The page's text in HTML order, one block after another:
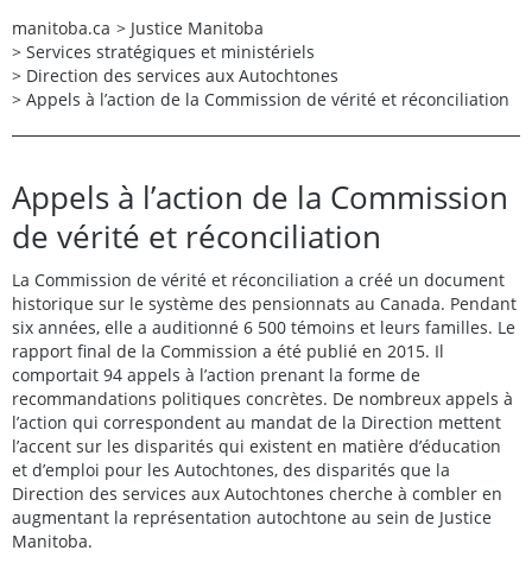
manitoba.ca > Justice Manitoba
> Services stratégiques et ministériels
> Direction des services aux Autochtones
> Appels à l’action de la Commission de vérité et réconciliation
Appels à l’action de la Commission
de vérité et réconciliation
La Commission de vérité et réconciliation a créé un document
historique sur le système des pensionnats au Canada. Pendant
six années, elle a auditionné 6 500 témoins et leurs familles. Le
rapport final de la Commission a été publié en 2015. Il
comportait 94 appels à l’action prenant la forme de
recommandations politiques concrètes. De nombreux appels à
l’action qui correspondent au mandat de la Direction mettent
l’accent sur les disparités qui existent en matière d’éducation
et d’emploi pour les Autochtones, des disparités que la
Direction des services aux Autochtones cherche à combler en
augmentant la représentation autochtone au sein de Justice
Manitoba.